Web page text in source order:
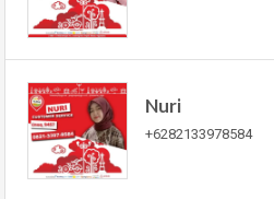
Nuri
+6282133978584